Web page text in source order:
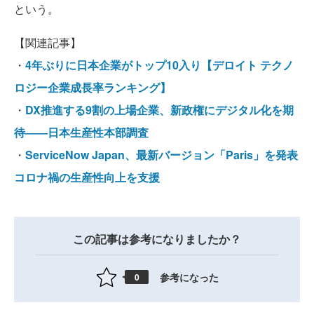
という。
【関連記事】
・ 4年ぶりに日本企業がトップ10入り【デロイト テクノ
ロジー企業成長率ランキング】
・ DX推進する9割の上場企業、新政権にデジタル化を期
待――日本生産性本部調査
・ ServiceNow Japan、最新バージョン「Paris」を発表
コロナ禍の生産性向上を支援
この記事は参考になりましたか？
0 参考になった